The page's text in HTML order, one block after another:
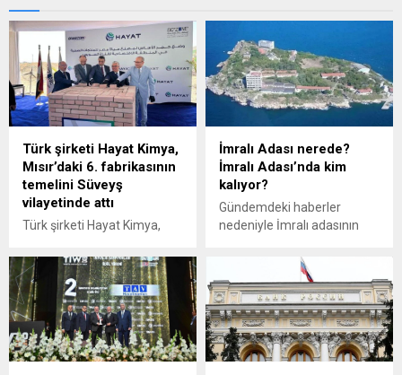
Türk şirketi Hayat Kimya,
Mısır’daki 6. fabrikasının
temelini Süveyş
vilayetinde attı
Türk şirketi Hayat Kimya,
bağlı Ain Sokhna
bölgesindeki yerleşkesinde
44 milyon dolarlık yeni
yatırımının temelini attı.
İmralı Adası nerede?
İmralı Adası’nda kim
kalıyor?
Gündemdeki haberler
nedeniyle İmralı adasının
gündeme geldi. Peki, İmralı
Adası nerede? İmralı
Adası'nda kim kalıyor?